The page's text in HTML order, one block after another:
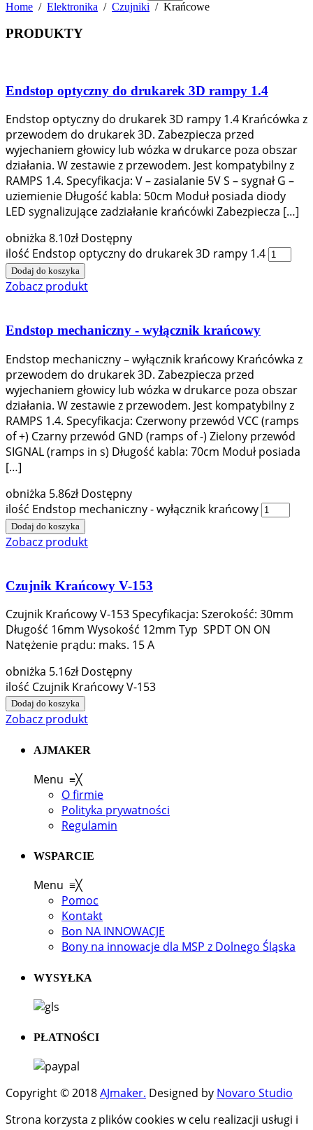
Home / Elektronika / Czujniki / Krańcowe
PRODUKTY
Endstop optyczny do drukarek 3D rampy 1.4
Endstop optyczny do drukarek 3D rampy 1.4 Krańcówka z
przewodem do drukarek 3D. Zabezpiecza przed
wyjechaniem głowicy lub wózka w drukarce poza obszar
działania. W zestawie z przewodem. Jest kompatybilny z
RAMPS 1.4. Specyfikacja: V – zasialanie 5V S – sygnał G –
uziemienie Długość kabla: 50cm Moduł posiada diody
LED sygnalizujące zadziałanie krańcówki Zabezpiecza […]
obniżka 8.10zł Dostępny
ilość Endstop optyczny do drukarek 3D rampy 1.4
Dodaj do koszyka
Zobacz produkt
Endstop mechaniczny - wyłącznik krańcowy
Endstop mechaniczny – wyłącznik krańcowy Krańcówka z
przewodem do drukarek 3D. Zabezpiecza przed
wyjechaniem głowicy lub wózka w drukarce poza obszar
działania. W zestawie z przewodem. Jest kompatybilny z
RAMPS 1.4. Specyfikacja: Czerwony przewód VCC (ramps
of +) Czarny przewód GND (ramps of -) Zielony przewód
SIGNAL (ramps in s) Długość kabla: 70cm Moduł posiada
[…]
obniżka 5.86zł Dostępny
ilość Endstop mechaniczny - wyłącznik krańcowy
Dodaj do koszyka
Zobacz produkt
Czujnik Krańcowy V-153
Czujnik Krańcowy V-153 Specyfikacja: Szerokość: 30mm
Długość 16mm Wysokość 12mm Typ SPDT ON ON
Natężenie prądu: maks. 15 A
obniżka 5.16zł Dostępny
ilość Czujnik Krańcowy V-153
Dodaj do koszyka
Zobacz produkt
AJMAKER
Menu ≡╳
O firmie
Polityka prywatności
Regulamin
WSPARCIE
Menu ≡╳
Pomoc
Kontakt
Bon NA INNOWACJE
Bony na innowacje dla MSP z Dolnego Śląska
WYSYŁKA
PŁATNOŚCI
Copyright © 2018AJmaker. Designed by Novaro Studio
Strona korzysta z plików cookies w celu realizacji usługi i